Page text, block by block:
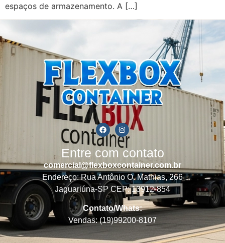
espaços de armazenamento. A […]
Entre com contato
comercial@flexboxcontainer.com.br
Endereço: Rua Antônio O. Mathias, 266
Jaguariúna-SP CEP: 13912-854
Contato/Whats:
Vendas: (19)99200-8107